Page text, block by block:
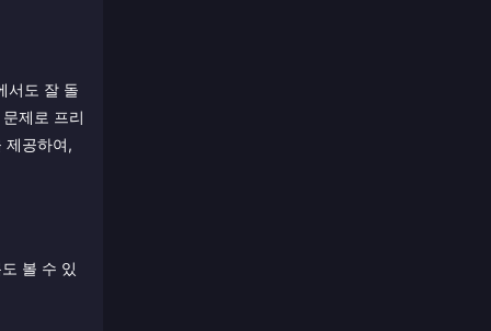
서도 잘 돌
제로 프리
제공하여,
볼 수 있